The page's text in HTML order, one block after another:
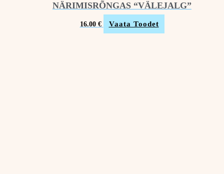
NÄRIMISRÕNGAS “VÄLEJALG”
16.00 € Vaata Toodet